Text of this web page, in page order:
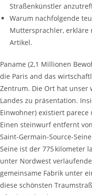
Straßenkünstler
Warum nachfolgende
Muttersprachler, erkläre
Artikel.
Paname (2,1 Millionen
die Paris and das
Zentrum. Die Ort hat unser
Landes zu präsentation.
Einwohner) existiert
Einen steinwurf entfernt
Saint-Germain-Source-
Seine ist der 775 kilometer
unter Nordwest
gemeinsame Fabrik unter
diese schönsten